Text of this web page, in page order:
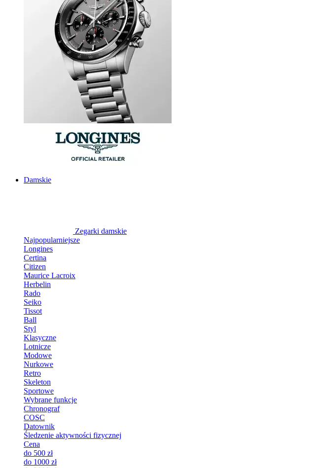
Damskie
Zegarki damskie
Najpopularniejsze
Longines
Certina
Citizen
Maurice Lacroix
Herbelin
Rado
Seiko
Tissot
Ball
Styl
Klasyczne
Lotnicze
Modowe
Nurkowe
Retro
Skeleton
Sportowe
Wybrane funkcje
Chronograf
COSC
Datownik
Śledzenie aktywności fizycznej
Cena
do 500 zł
do 1000 zł